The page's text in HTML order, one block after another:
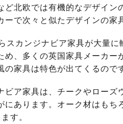
ど北欧では有機的なデザイ
で次々と似たデザインの家
スカンジナビア家具が大量
め、多くの英国家具メーカ
家具は特色が出てくるので
ビア家具は、チークやロー
にあります。オーク材はも
す。